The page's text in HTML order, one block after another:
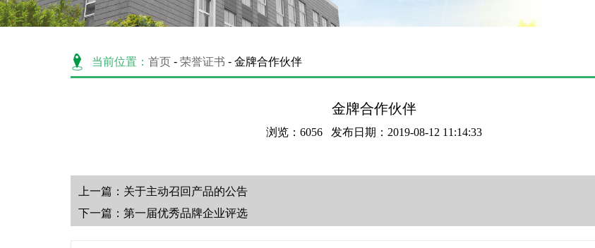
当前位置： 首页 - 荣誉证书 - 金牌合作伙伴
金牌合作伙伴
浏览：6056 发布日期：2019-08-12 11:14:33
上一篇： 关于主动召回产品的公告
下一篇： 第一届优秀品牌企业评选